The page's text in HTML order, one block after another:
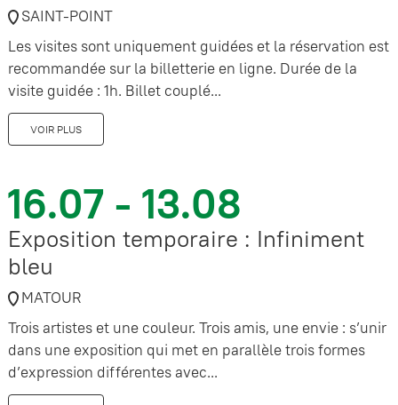
SAINT-POINT
Les visites sont uniquement guidées et la réservation est
recommandée sur la billetterie en ligne. Durée de la
visite guidée : 1h. Billet couplé...
VOIR PLUS
16.07 - 13.08
Exposition temporaire : Infiniment
bleu
MATOUR
Trois artistes et une couleur. Trois amis, une envie : s’unir
dans une exposition qui met en parallèle trois formes
d’expression différentes avec...